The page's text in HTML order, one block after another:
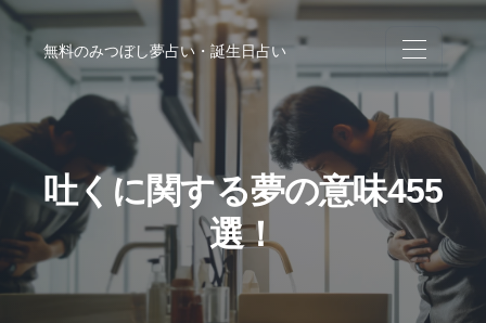
無料のみつぼし夢占い・誕生日占い
吐くに関する夢の意味455
選！